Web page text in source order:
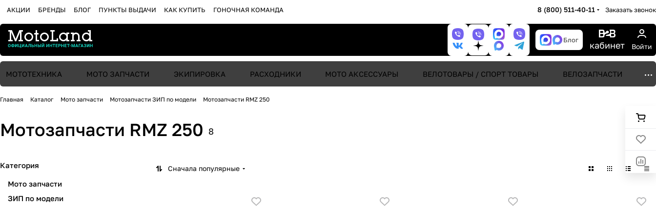
АКЦИИ БРЕНДЫ БЛОГ ПУНКТЫ ВЫДАЧИ КАК КУПИТЬ ГОНОЧНАЯ КОМАНДА 8 (800) 511-40-11 Заказать звонок
Блог кабинет Войти
МОТОТЕХНИКА МОТО ЗАПЧАСТИ ЭКИПИРОВКА РАСХОДНИКИ МОТО АКСЕССУАРЫ ВЕЛОТОВАРЫ / СПОРТ ТОВАРЫ ВЕЛОЗАПЧАСТИ
Главная Каталог Мото запчасти Мотозапчасти ЗИП по модели Мотозапчасти RMZ 250
Мотозапчасти RMZ 250 8
Сначала популярные
Категория
Мото запчасти
ЗИП по модели